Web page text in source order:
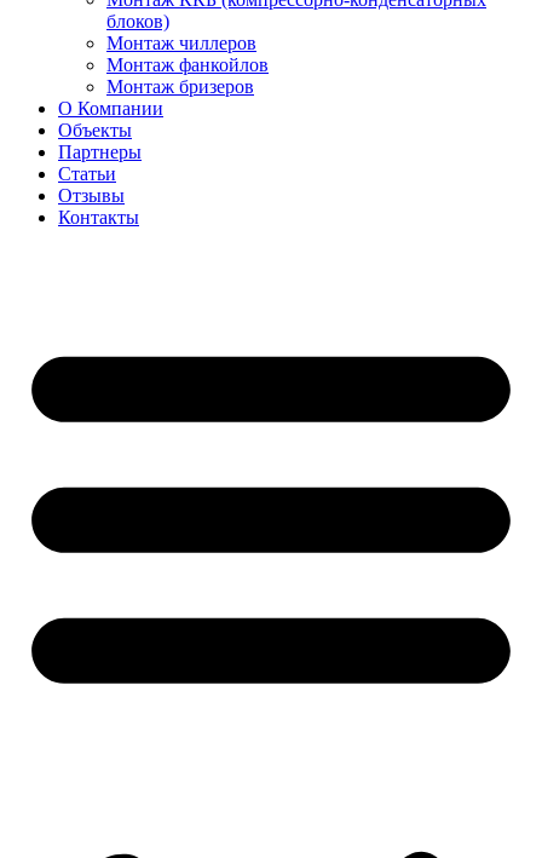
блоков)
Монтаж чиллеров
Монтаж фанкойлов
Монтаж бризеров
О Компании
Объекты
Партнеры
Статьи
Отзывы
Контакты